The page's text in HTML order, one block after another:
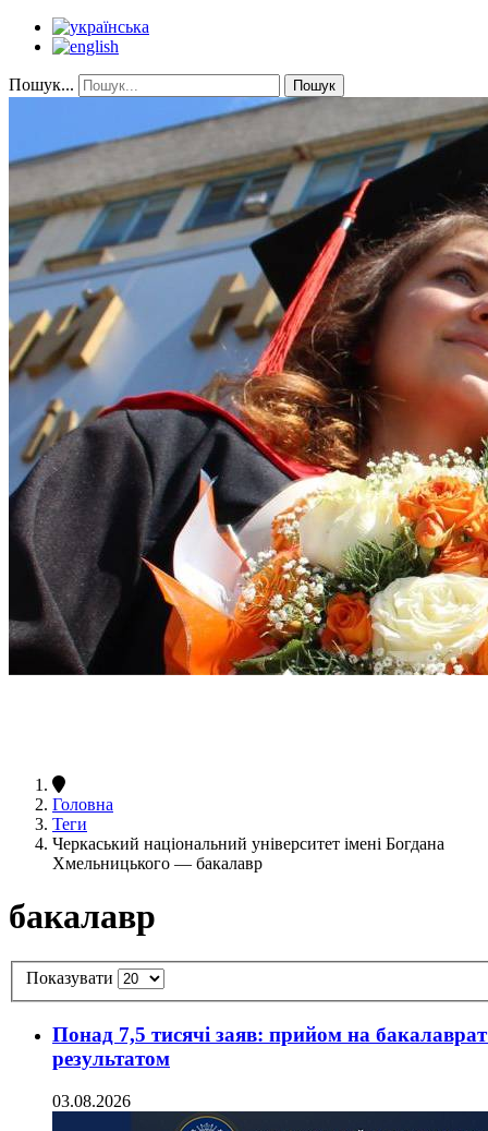
Пошук... Пошук
Головна
Теги
Черкаський національний університет імені Богдана
Хмельницького — бакалавр
бакалавр
Показувати
Понад 7,5 тисячі заяв: прийом на
результатом
03.08.2026